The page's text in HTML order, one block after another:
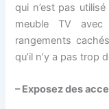
qui n’est pas
meuble TV
rangements
qu’il n’y a pas trop
– Exposez des